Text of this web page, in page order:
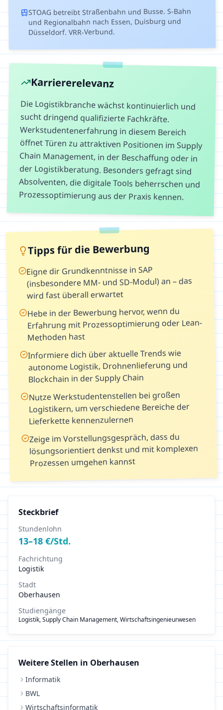
STOAG betreibt Straßenbahn und Busse. S-Bahn
und Regionalbahn nach Essen, Duisburg und
Düsseldorf. VRR-Verbund.
Karriererelevanz
Die Logistikbranche wächst kontinuierlich und
sucht dringend qualifizierte Fachkräfte.
Werkstudentenerfahrung in diesem Bereich
öffnet Türen zu attraktiven Positionen im Supply
Chain Management, in der Beschaffung oder in
der Logistikberatung. Besonders gefragt sind
Absolventen, die digitale Tools beherrschen und
Prozessoptimierung aus der Praxis kennen.
Tipps für die Bewerbung
Eigne dir Grundkenntnisse in SAP
(insbesondere MM- und SD-Modul) an – das
wird fast überall erwartet
Hebe in der Bewerbung hervor, wenn du
Erfahrung mit Prozessoptimierung oder Lean-
Methoden hast
Informiere dich über aktuelle Trends wie
autonome Logistik, Drohnenlieferung und
Blockchain in der Supply Chain
Nutze Werkstudentenstellen bei großen
Logistikern, um verschiedene Bereiche der
Lieferkette kennenzulernen
Zeige im Vorstellungsgespräch, dass du
lösungsorientiert denkst und mit komplexen
Prozessen umgehen kannst
Steckbrief
Stundenlohn
13–18 €/Std.
Fachrichtung
Logistik
Stadt
Oberhausen
Studiengänge
Logistik, Supply Chain Management, Wirtschaftsingenieurwesen
Weitere Stellen in Oberhausen
Informatik
BWL
Wirtschaftsinformatik